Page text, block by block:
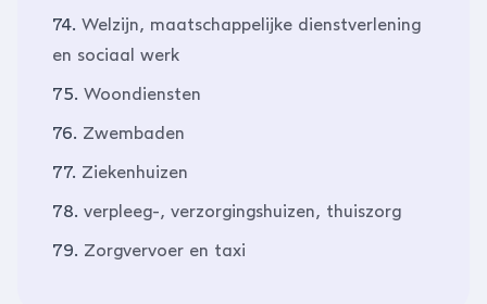
74. Welzijn, maatschappelijke dienstverlening
en sociaal werk
75. Woondiensten
76. Zwembaden
77. Ziekenhuizen
78. verpleeg-, verzorgingshuizen, thuiszorg
79. Zorgvervoer en taxi